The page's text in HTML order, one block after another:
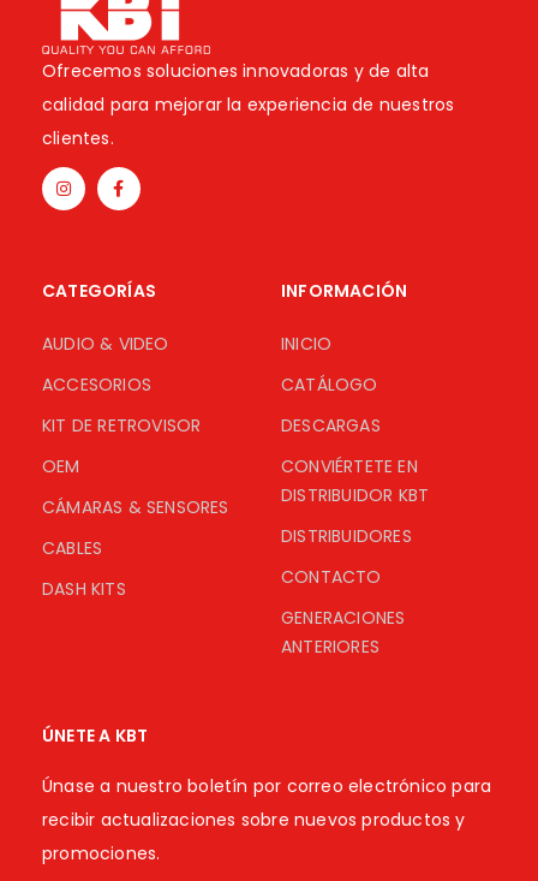
Ofrecemos soluciones innovadoras y de alta
calidad para mejorar la experiencia de nuestros
clientes.
CATEGORÍAS
AUDIO & VIDEO
ACCESORIOS
KIT DE RETROVISOR
OEM
CÁMARAS & SENSORES
CABLES
DASH KITS
INFORMACIÓN
INICIO
CATÁLOGO
DESCARGAS
CONVIÉRTETE EN
DISTRIBUIDOR KBT
DISTRIBUIDORES
CONTACTO
GENERACIONES
ANTERIORES
ÚNETE A KBT
Únase a nuestro boletín por correo electrónico para
recibir actualizaciones sobre nuevos productos y
promociones.